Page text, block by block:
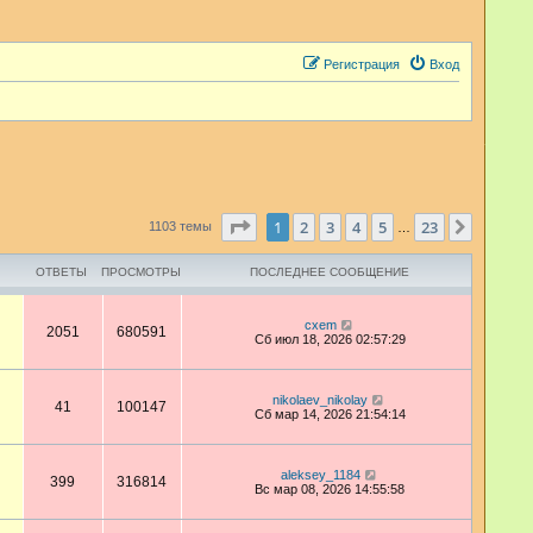
Вход
Регистрация
1103 темы Страница1 из 23
1 2 3 4 5 23
ОТВЕТЫ ПРОСМОТРЫ ПОСЛЕДНЕЕ СООБЩЕНИЕ
2051 680591
cxem
Сб июл 18, 2026 02:57:29
41 100147
nikolaev_nikolay
Сб мар 14, 2026 21:54:14
399 316814
aleksey_1184
Вс мар 08, 2026 14:55:58